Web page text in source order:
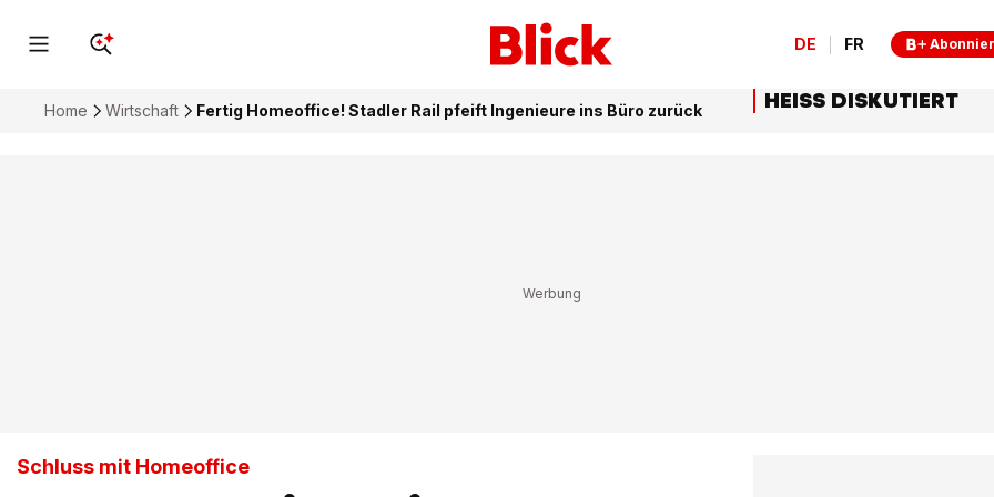
DE FR
Home Wirtschaft Fertig Homeoffice! Stadler Rail pfeift Ingenieure ins Büro zurück
Schluss mit Homeoffice
HEISS DISKUTIERT